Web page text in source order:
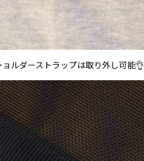
ョルダーストラップは取り外し可能👌